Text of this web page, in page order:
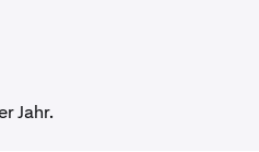
Jahr.